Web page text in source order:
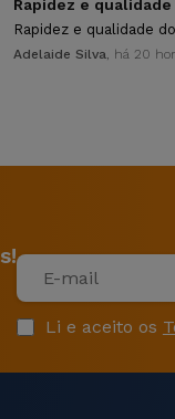
Rapidez e qualidade
Adelaide Silva, há 20
Li e aceito os